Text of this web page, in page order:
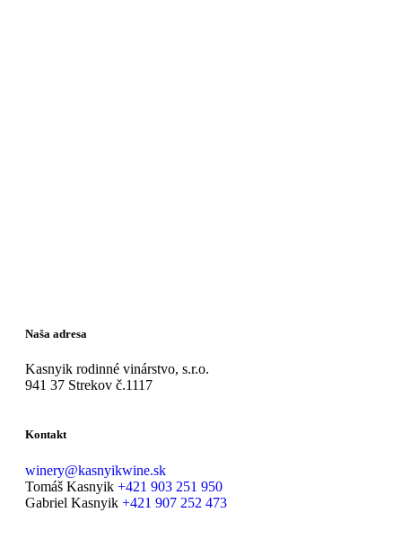
Naša adresa
Kasnyik rodinné vinárstvo, s.r.o.
941 37 Strekov č.1117
Kontakt
winery@kasnyikwine.sk
Tomáš Kasnyik +421 903 251 950
Gabriel Kasnyik +421 907 252 473